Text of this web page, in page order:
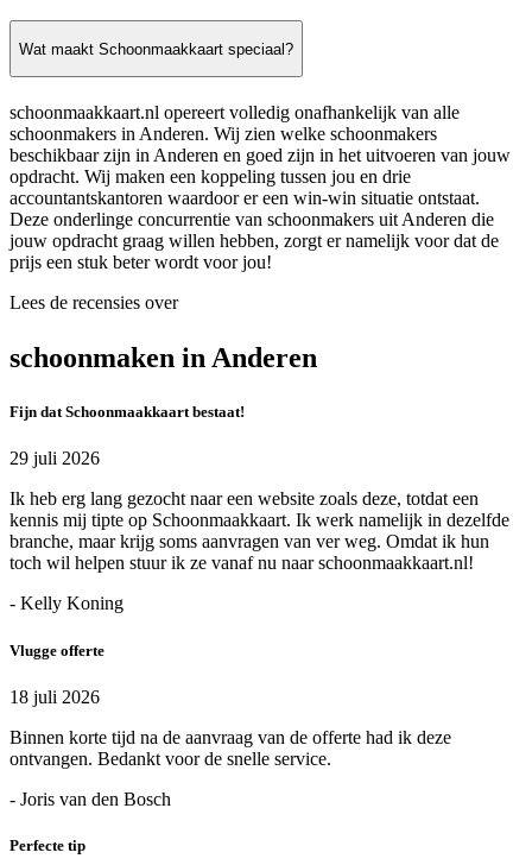
Wat maakt Schoonmaakkaart speciaal?
schoonmaakkaart.nl opereert volledig onafhankelijk van alle
schoonmakers in Anderen. Wij zien welke schoonmakers
beschikbaar zijn in Anderen en goed zijn in het uitvoeren van jouw
opdracht. Wij maken een koppeling tussen jou en drie
accountantskantoren waardoor er een win-win situatie ontstaat.
Deze onderlinge concurrentie van schoonmakers uit Anderen die
jouw opdracht graag willen hebben, zorgt er namelijk voor dat de
prijs een stuk beter wordt voor jou!
Lees de recensies over
schoonmaken in Anderen
Fijn dat Schoonmaakkaart bestaat!
29 juli 2026
Ik heb erg lang gezocht naar een website zoals deze, totdat een
kennis mij tipte op Schoonmaakkaart. Ik werk namelijk in dezelfde
branche, maar krijg soms aanvragen van ver weg. Omdat ik hun
toch wil helpen stuur ik ze vanaf nu naar schoonmaakkaart.nl!
- Kelly Koning
Vlugge offerte
18 juli 2026
Binnen korte tijd na de aanvraag van de offerte had ik deze
ontvangen. Bedankt voor de snelle service.
- Joris van den Bosch
Perfecte tip